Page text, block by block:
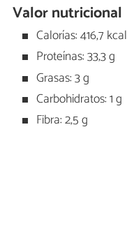
Valor nutricional
Calorías: 416,7 kcal
Proteínas: 33,3 g
Grasas: 3 g
Carbohidratos: 1 g
Fibra: 2,5 g